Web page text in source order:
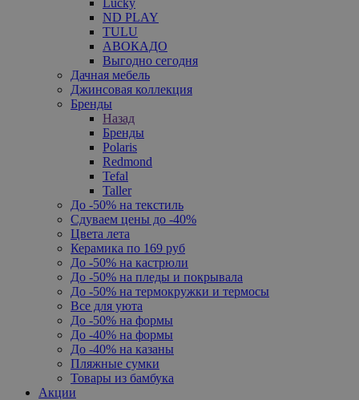
ND PLAY
TULU
АВОКАДО
Выгодно сегодня
Дачная мебель
Джинсовая коллекция
Бренды
Назад
Бренды
Polaris
Redmond
Tefal
Taller
До -50% на текстиль
Сдуваем цены до -40%
Цвета лета
Керамика по 169 руб
До -50% на кастрюли
До -50% на пледы и покрывала
До -50% на термокружки и термосы
Все для уюта
До -50% на формы
До -40% на формы
До -40% на казаны
Пляжные сумки
Товары из бамбука
Акции